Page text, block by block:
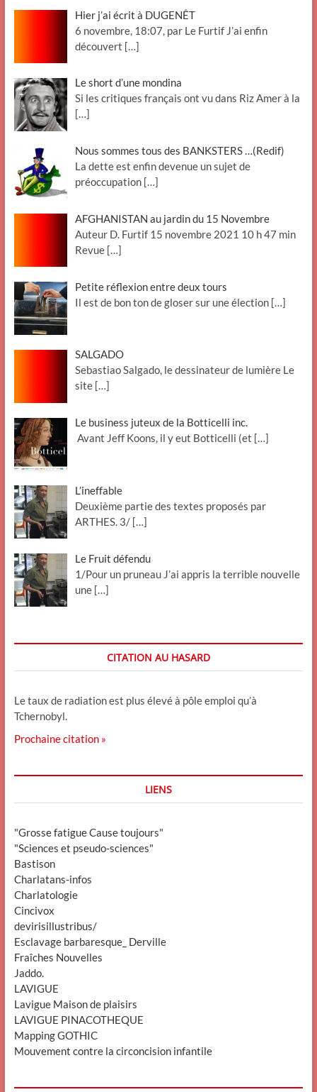
Hier j’ai écrit à DUGENÊT
6 novembre, 18:07, par Le Furtif J’ai enfin
découvert […]
Le short d’une mondina
Si les critiques français ont vu dans Riz Amer à la
[…]
Nous sommes tous des BANKSTERS …(Redif)
La dette est enfin devenue un sujet de
préoccupation […]
AFGHANISTAN au jardin du 15 Novembre
Auteur D. Furtif 15 novembre 2021 10 h 47 min
Revue […]
Petite réflexion entre deux tours
Il est de bon ton de gloser sur une élection […]
SALGADO
Sebastiao Salgado, le dessinateur de lumière Le
site […]
Le business juteux de la Botticelli inc.
Avant Jeff Koons, il y eut Botticelli (et […]
L’ineffable
Deuxième partie des textes proposés par
ARTHES. 3/ […]
Le Fruit défendu
1/Pour un pruneau J’ai appris la terrible nouvelle
une […]
CITATION AU HASARD
Le taux de radiation est plus élevé à pôle emploi qu’à
Tchernobyl.
Prochaine citation »
LIENS
"Grosse fatigue Cause toujours"
"Sciences et pseudo-sciences"
Bastison
Charlatans-infos
Charlatologie
Cincivox
devirisillustribus/
Esclavage barbaresque_ Derville
Fraîches Nouvelles
Jaddo.
LAVIGUE
Lavigue Maison de plaisirs
LAVIGUE PINACOTHEQUE
Mapping GOTHIC
Mouvement contre la circoncision infantile